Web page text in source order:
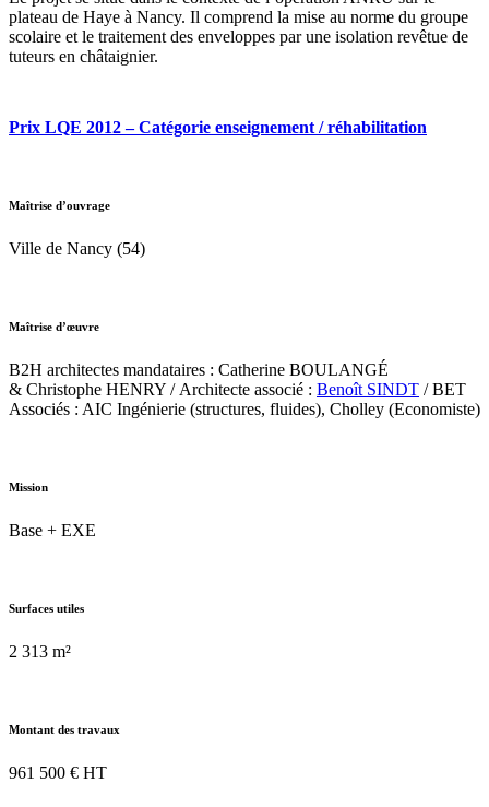
plateau de Haye à Nancy. Il comprend la mise au norme du groupe
scolaire et le traitement des enveloppes par une isolation revêtue de
tuteurs en châtaignier.
Prix LQE 2012 – Catégorie enseignement / réhabilitation
Maîtrise d’ouvrage
Ville de Nancy (54)
Maîtrise d’œuvre
B2H architectes mandataires : Catherine BOULANGÉ
& Christophe HENRY / Architecte associé : Benoît SINDT / BET
Associés : AIC Ingénierie (structures, fluides), Cholley (Economiste)
Mission
Base + EXE
Surfaces utiles
2 313 m²
Montant des travaux
961 500 € HT